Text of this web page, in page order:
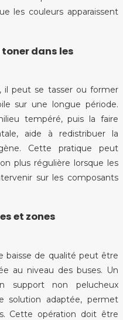
les couleurs apparaissent
dans les
peut se tasser ou former
sur une longue période.
tempéré, puis la faire
aide à redistribuer la
Cette pratique peut
plus régulière lorsque les
sur les composants
et zones
baisse de qualité peut être
au niveau des buses. Un
support non pelucheux
solution adaptée, permet
Cette opération doit être